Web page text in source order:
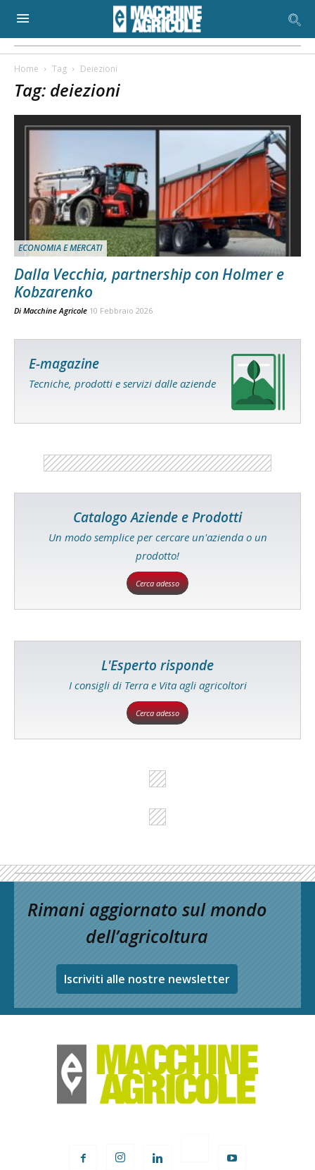
Home Tag Deiezioni
Tag: deiezioni
ECONOMIA E MERCATI
Dalla Vecchia, partnership con Holmer e
Kobzarenko
Di Macchine Agricole 10 Febbraio 2026
E-magazine
Tecniche, prodotti e servizi dalle aziende
Catalogo Aziende e Prodotti
Un modo semplice per cercare un'azienda o un
prodotto!
Cerca adesso
L'Esperto risponde
I consigli di Terra e Vita agli agricoltori
Cerca adesso
Rimani aggiornato sul mondo
dell’agricoltura
Iscriviti alle nostre newsletter